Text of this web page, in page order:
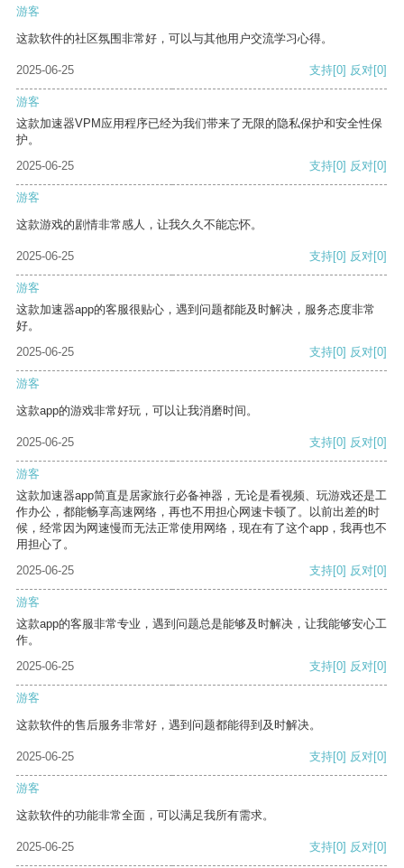
游客
这款软件的社区氛围非常好，可以与其他用户交流学习心得。
2025-06-25 支持[0] 反对[0]
游客
这款加速器VPM应用程序已经为我们带来了无限的隐私保护和安全性保
护。
2025-06-25
支持[0] 反对[0]
游客
这款游戏的剧情非常感人，让我久久不能忘怀。
2025-06-25 支持[0] 反对[0]
游客
这款加速器app的客服很贴心，遇到问题都能及时解决，服务态度非常
好。
2025-06-25
支持[0] 反对[0]
游客
这款app的游戏非常好玩，可以让我消磨时间。
2025-06-25 支持[0] 反对[0]
游客
这款加速器app简直是居家旅行必备神器，无论是看视频、玩游戏还是工
作办公，都能畅享高速网络，再也不用担心网速卡顿了。以前出差的时
候，经常因为网速慢而无法正常使用网络，现在有了这个app，我再也不
用担心了。
2025-06-25
支持[0] 反对[0]
游客
这款app的客服非常专业，遇到问题总是能够及时解决，让我能够安心工
作。
2025-06-25
支持[0] 反对[0]
游客
这款软件的售后服务非常好，遇到问题都能得到及时解决。
2025-06-25 支持[0] 反对[0]
游客
这款软件的功能非常全面，可以满足我所有需求。
2025-06-25 支持[0] 反对[0]